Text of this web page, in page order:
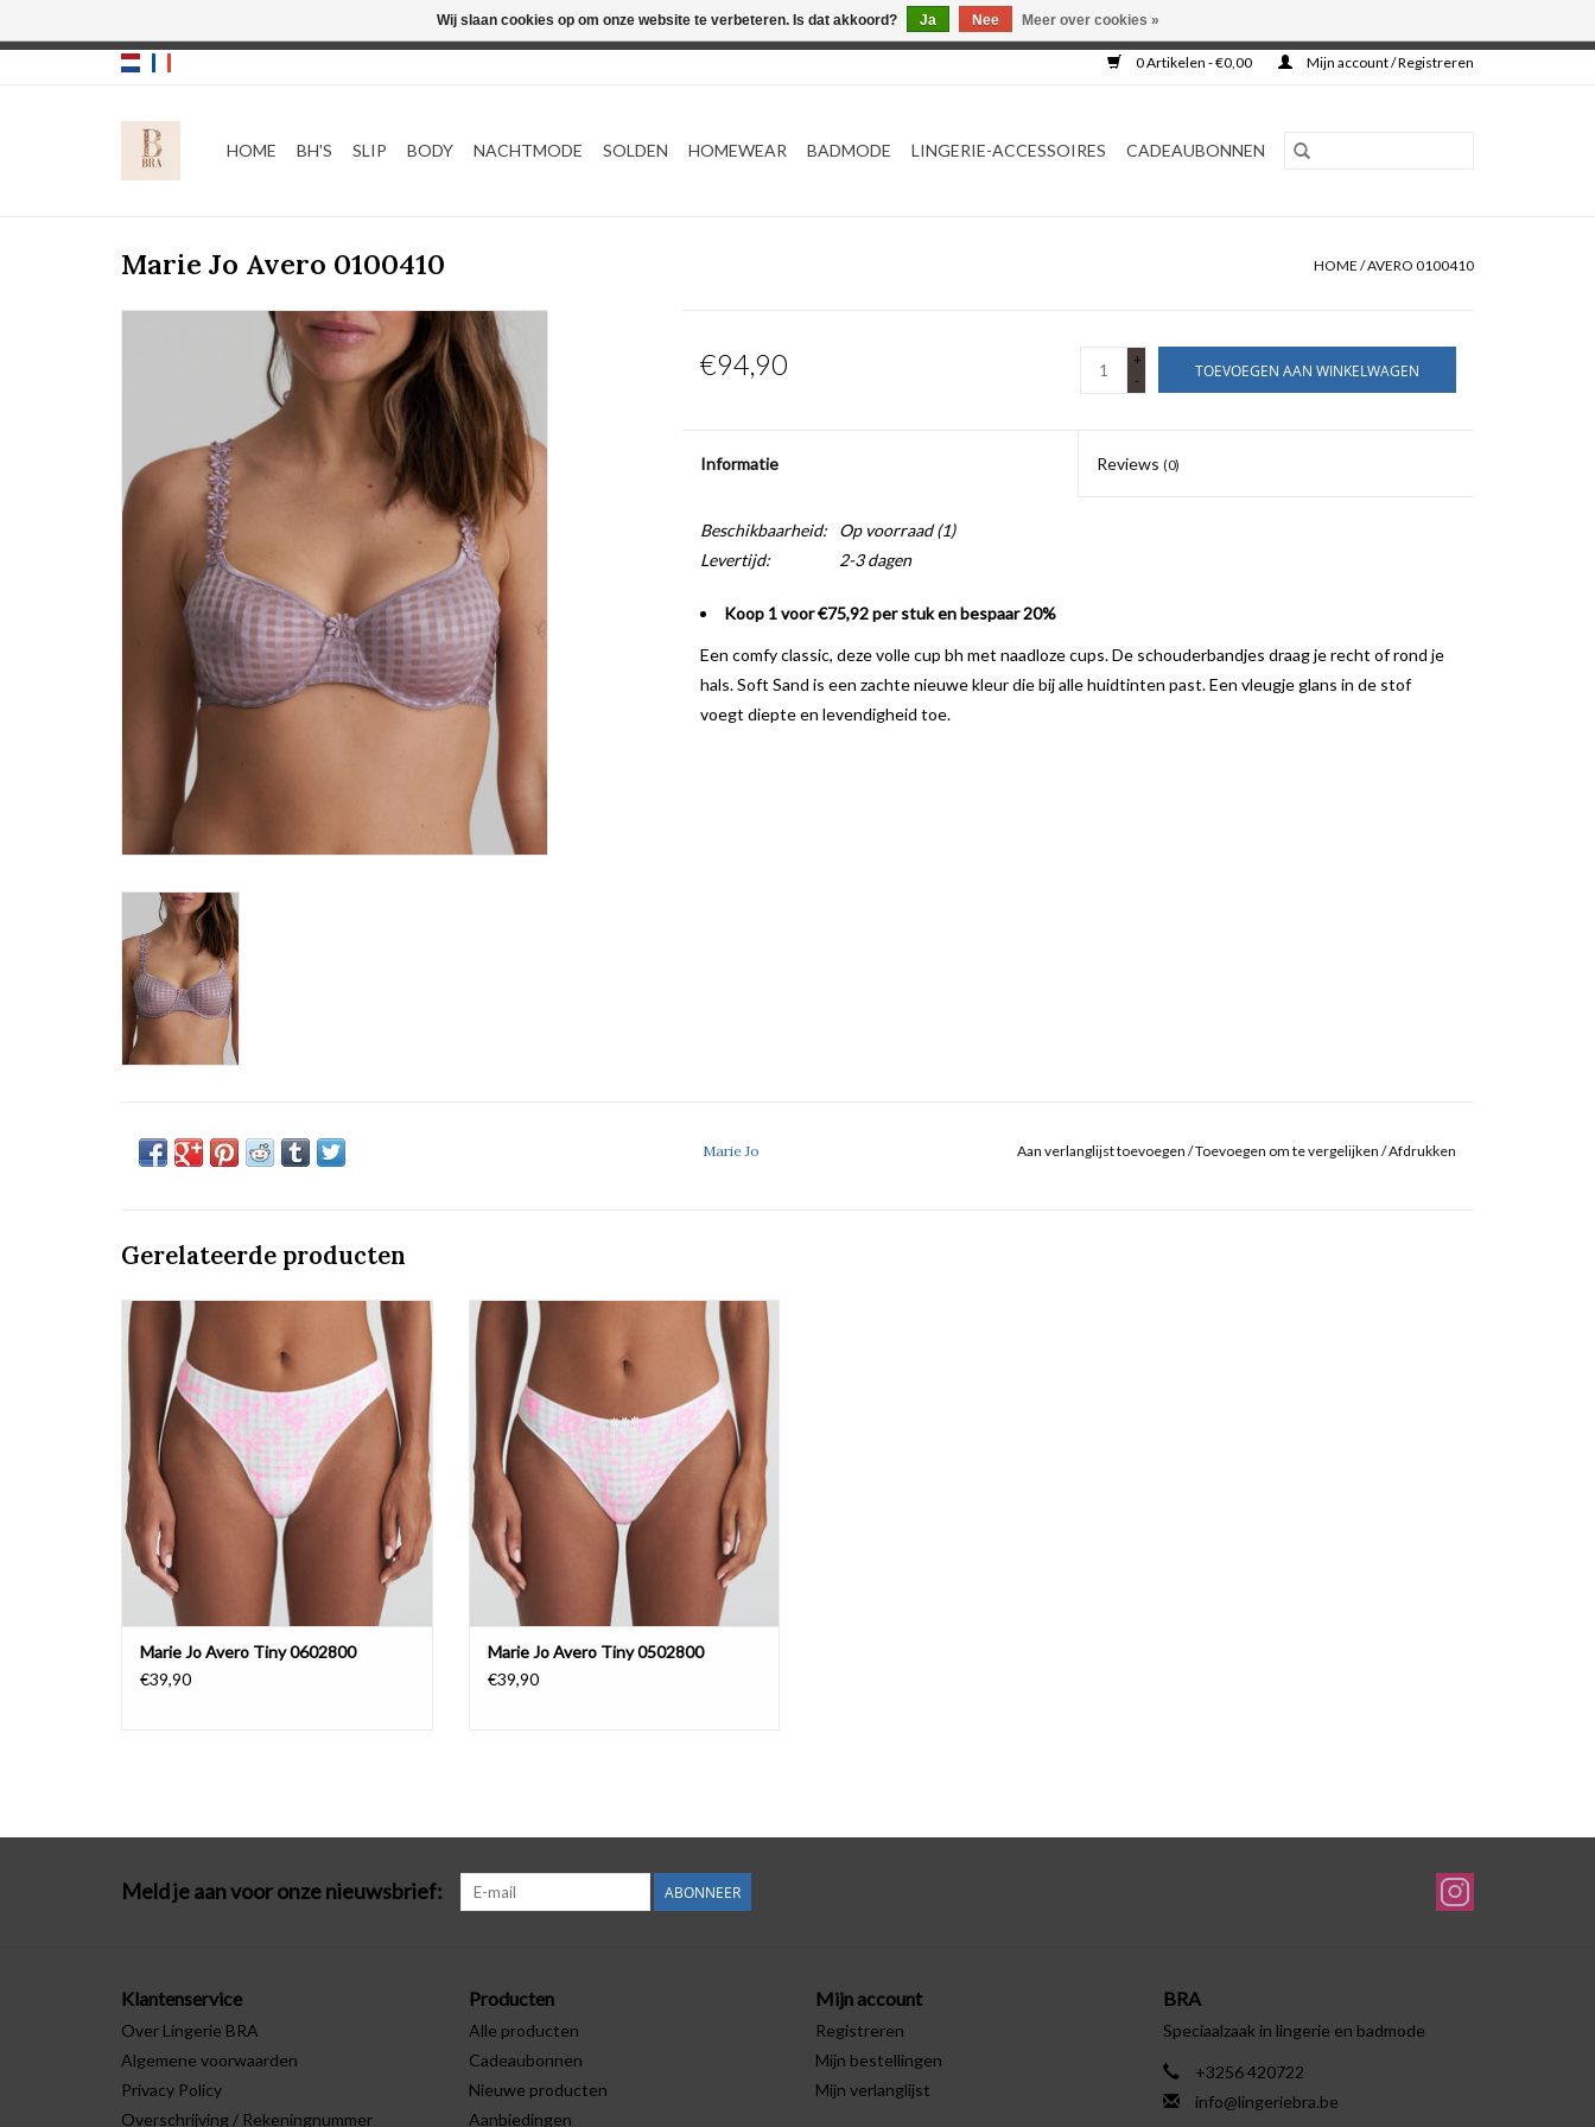
0 Artikelen - €0,00 Mijn account / Registreren
HOME BH'S SLIP BODY NACHTMODE SOLDEN HOMEWEAR BADMODE LINGERIE-ACCESSOIRES CADEAUBONNEN
Marie Jo Avero 0100410 HOME /AVERO 0100410
€94,90
+
-
TOEVOEGEN AAN WINKELWAGEN
Informatie Reviews (0)
Beschikbaarheid: Op voorraad(1)
Levertijd:
2-3 dagen
Koop 1 voor €75,92 per stuk en bespaar 20%
Een comfy classic, deze volle cup bh met naadloze cups. De schouderbandjes draag je recht of rond je
hals. Soft Sand is een zachte nieuwe kleur die bij alle huidtinten past. Een vleugje glans in de stof
voegt diepte en levendigheid toe.
Marie Jo Aan verlanglijst toevoegen /Toevoegen om te vergelijken /Afdrukken
Gerelateerde producten
TOEVOEGEN AAN WINKELWAGEN
Marie Jo Avero Tiny 0602800
€39,90
TOEVOEGEN AAN WINKELWAGEN
Marie Jo Avero Tiny 0502800
€39,90
Meld je aan voor onze nieuwsbrief: ABONNEER
Klantenservice
Over Lingerie BRA
Algemene voorwaarden
Privacy Policy
Overschrijving / Rekeningnummer
Producten
Alle producten
Cadeaubonnen
Nieuwe producten
Aanbiedingen
Mijn account
Registreren
Mijn bestellingen
Mijn verlanglijst
BRA
Speciaalzaak in lingerie en badmode
+3256 420722
info@lingeriebra.be
Wij slaan cookies op om onze website te verbeteren. Is dat akkoord? Ja Nee Meer over cookies »
Webshop werkt met EU maten. .